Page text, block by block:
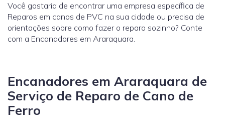
Você gostaria de encontrar uma empresa específica de
Reparos em canos de PVC na sua cidade ou precisa de
orientações sobre como fazer o reparo sozinho? Conte
com a Encanadores em Araraquara.
Encanadores em Araraquara de
Serviço de Reparo de Cano de
Ferro